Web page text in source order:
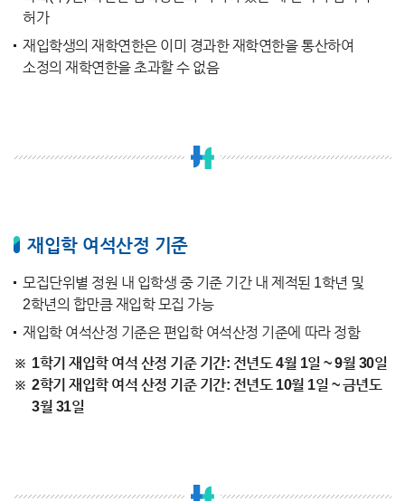
허가
재입학생의 재학연한은 이미 경과한 재학연한을 통산하여
소정의 재학연한을 초과할 수 없음
재입학 여석산정 기준
모집단위별 정원 내 입학생 중 기준 기간 내 제적된 1학년 및
2학년의 합만큼 재입학 모집 가능
재입학 여석산정 기준은 편입학 여석산정 기준에 따라 정함
1학기 재입학 여석 산정 기준 기간: 전년도 4월 1일 ~ 9월 30일
2학기 재입학 여석 산정 기준 기간: 전년도 10월 1일 ~ 금년도
3월 31일